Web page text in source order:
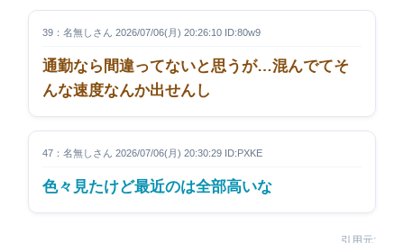
39：名無しさん 2026/07/06(月) 20:26:10 ID:80w9
通勤なら間違ってないと思うが…混んでてそ
んな速度なんか出せんし
47：名無しさん 2026/07/06(月) 20:30:29 ID:PXKE
色々見たけど最近のは全部高いな
引用元: